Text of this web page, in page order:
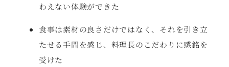
わえない体験ができた
食事は素材の良さだけではなく、それを引き立
たせる手間を感じ、料理長のこだわりに感銘を
受けた